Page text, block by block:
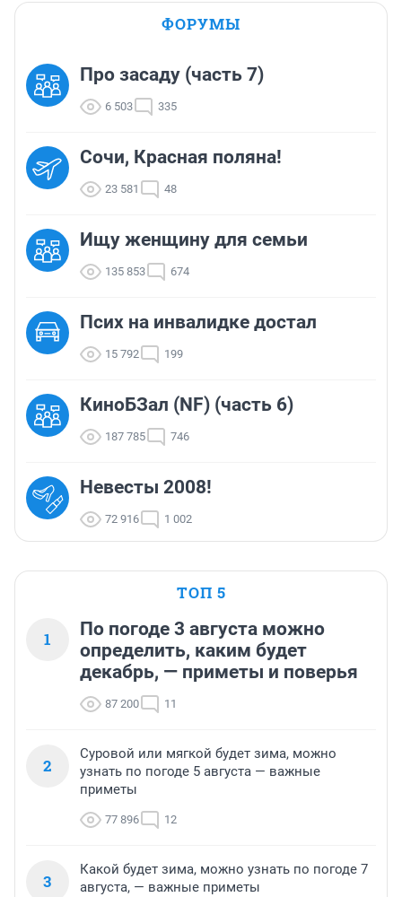
ФОРУМЫ
Про засаду (часть 7)
6 503 335
Сочи, Красная поляна!
23 581 48
Ищу женщину для семьи
135 853 674
Псих на инвалидке достал
15 792 199
КиноБЗал (NF) (часть 6)
187 785 746
Невесты 2008!
72 916 1 002
ТОП 5
1
По погоде 3 августа можно
определить, каким будет
декабрь, — приметы и поверья
87 200 11
2
Суровой или мягкой будет зима, можно
узнать по погоде 5 августа — важные
приметы
77 896 12
3
Какой будет зима, можно узнать по погоде 7
августа, — важные приметы